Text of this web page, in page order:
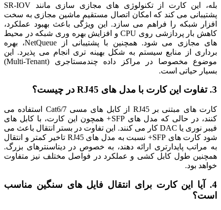
بله، این کارت از تکنولوژی های مجازی سازی مانند SR-IOV
پشتیبانی می کند که امکان اتصال مستقیم ماشین مجازی به سخت
افزار شبکه را فراهم می سازد. این ویژگی باعث بهبود عملکرد،
کاهش بار پردازشی روی CPU و افزایش بهره وری شبکه در محیط
های مجازی می شود. همچنین با پشتیبانی از NetQueue، بهره
برداری از منابع سیستم به شکل بهینه تری انجام می پذیرد. این
موضوع مخصوصا در مراکز داده چندمستاجری (Multi-Tenant)
بسیار حیاتی است.
3. تفاوت این کارت با مدل های RJ45 در چیست؟
کارت های مبتنی بر RJ45 از کابل های مسی Cat6/7 استفاده می
کنند، در حالی که مدل های SFP+ همچون این کارت، با کابل های
فیبر نوری یا DAC کار می کنند. این تفاوت در بستر انتقال باعث می
شود کارت های SFP+ نسبت به مدل های RJ45 تاخیر کمتر و انتقال
به مراتب پایدارتری ارائه دهند، به خصوص در دیتاسنترهای بزرگ.
همچنین طول کابل کشی و عملکرد در فواصل مختلف نیز متفاوت
خواهد بود.
4. آیا این کارت برای انتقال فایل های سنگین مناسب
است؟